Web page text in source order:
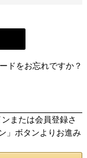
ドをお忘れですか？
または会員登録さ
」ボタンよりお進み